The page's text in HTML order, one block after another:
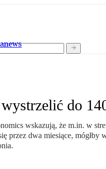
do
wskazują, że m.in. w
przez dwa miesiące,